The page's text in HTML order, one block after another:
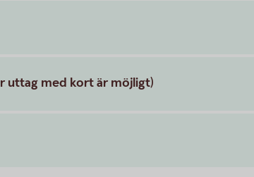
uttag med kort är möjligt)